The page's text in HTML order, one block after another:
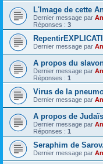
L'Image de cette
Dernier message par
Réponses : 3
Dernier message par
A propos du
Dernier message par
Réponses : 1
Virus de la
Dernier message par
A propos de
Dernier message par
Réponses : 1
Seraphim de
Dernier message par